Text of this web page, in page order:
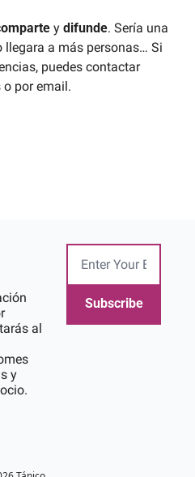
y difunde. Sería una
llegara a más personas… Si
puedes contactar
por email.
al
y
Subscribe